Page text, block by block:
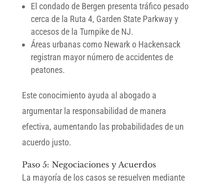
El condado de Bergen presenta tráfico pesado
cerca de la Ruta 4, Garden State Parkway y
accesos de la Turnpike de NJ.
Áreas urbanas como Newark o Hackensack
registran mayor número de accidentes de
peatones.
Este conocimiento ayuda al abogado a
argumentar la responsabilidad de manera
efectiva, aumentando las probabilidades de un
acuerdo justo.
Paso 5: Negociaciones y Acuerdos
La mayoría de los casos se resuelven mediante